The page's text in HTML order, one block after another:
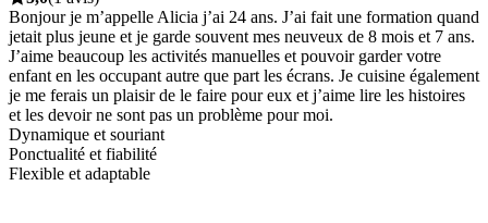
Bonjour je m’appelle Alicia j’ai 24 ans. J’ai fait une formation quand
jetait plus jeune et je garde souvent mes neuveux de 8 mois et 7 ans.
J’aime beaucoup les activités manuelles et pouvoir garder votre
enfant en les occupant autre que part les écrans. Je cuisine également
je me ferais un plaisir de le faire pour eux et j’aime lire les histoires
et les devoir ne sont pas un problème pour moi.
Dynamique et souriant
Ponctualité et fiabilité
Flexible et adaptable